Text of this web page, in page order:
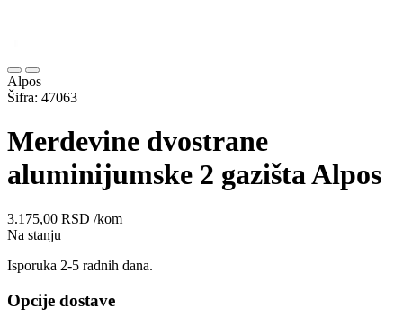
Alpos
Šifra: 47063
Merdevine dvostrane
aluminijumske 2 gazišta Alpos
3.175,00 RSD /kom
Na stanju
Isporuka 2-5 radnih dana.
Opcije dostave